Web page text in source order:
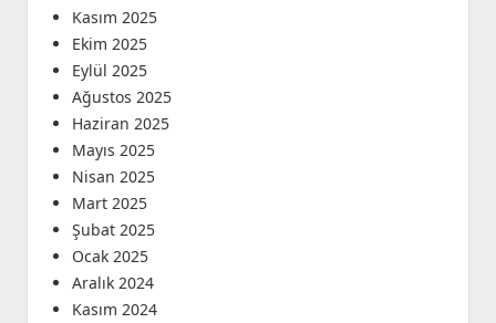
Kasım 2025
Ekim 2025
Eylül 2025
Ağustos 2025
Haziran 2025
Mayıs 2025
Nisan 2025
Mart 2025
Şubat 2025
Ocak 2025
Aralık 2024
Kasım 2024